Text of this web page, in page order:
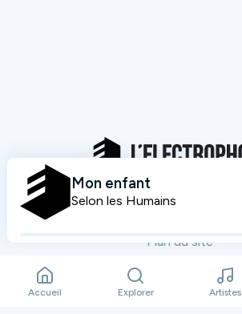
Mentions légales
Plan du site
Mon enfant
Selon les Humains
Accueil Explorer Artistes